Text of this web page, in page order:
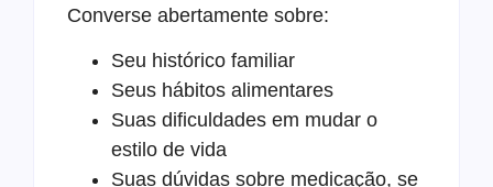
Converse abertamente sobre:
Seu histórico familiar
Seus hábitos alimentares
Suas dificuldades em mudar o
estilo de vida
Suas dúvidas sobre medicação, se